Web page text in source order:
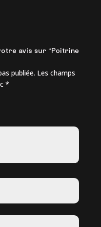
avis sur “Poitrine
publiée. Les champs
*